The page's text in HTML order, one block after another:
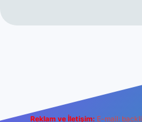
Reklam ve İletişim: E-mail: